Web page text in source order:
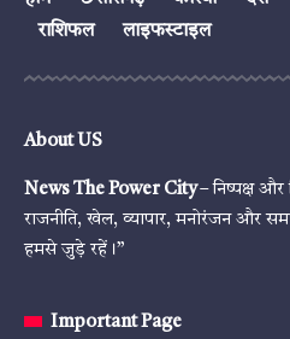
राशिफल
लाइफस्टाइल
About US
News The Power City– निष्पक्ष और
राजनीति, खेल, व्यापार, मनोरंजन और
हमसे जुड़े रहें।”
Important Page